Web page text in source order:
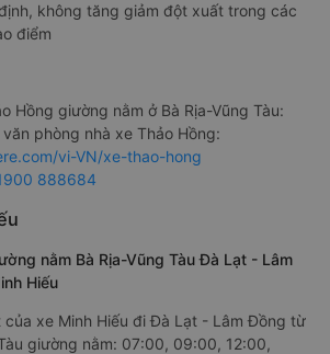
không tăng giảm đột xuất trong các
điểm
Hồng giường nằm ở Bà Rịa-Vũng Tàu:
phòng nhà xe Thảo Hồng:
vi-VN/xe-thao-hong
888684
nằm Bà Rịa-Vũng Tàu Đà Lạt - Lâm
Hiếu
của xe Minh Hiếu đi Đà Lạt - Lâm Đồng từ
giường nằm: 07:00, 09:00, 12:00,